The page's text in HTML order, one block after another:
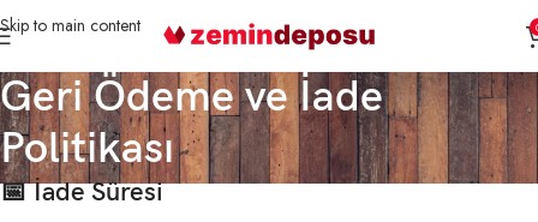
Skip to main content
Geri Ödeme ve İade
Politikası
📅İade Süresi